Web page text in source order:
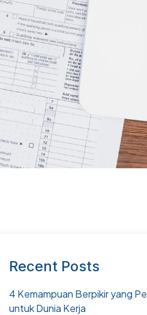
Recent Posts
4 Kemampuan Berpikir yang
untuk Dunia Kerja